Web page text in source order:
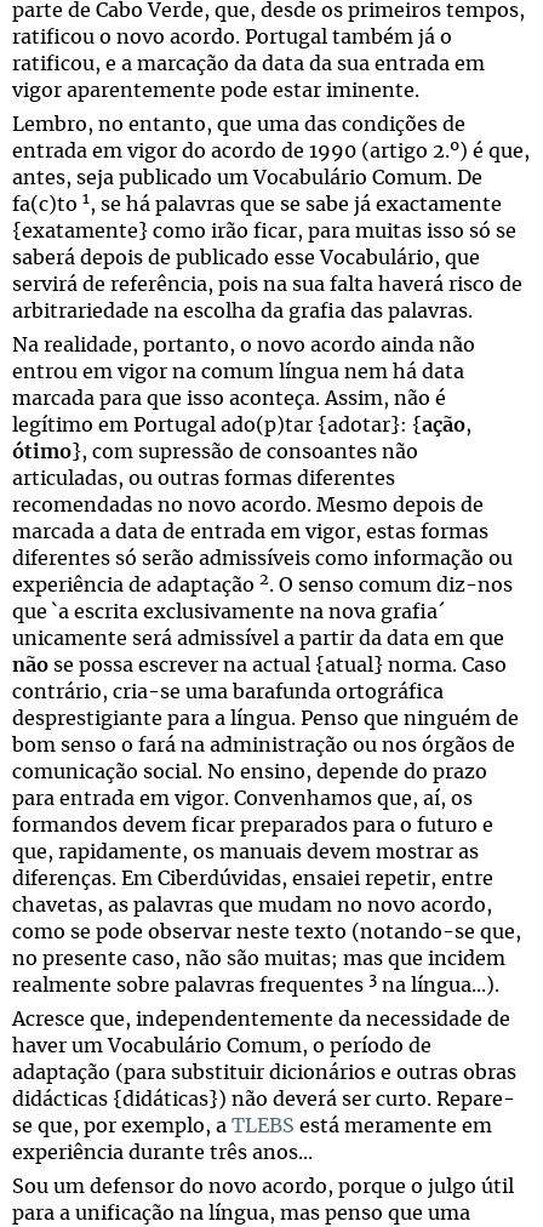
parte de Cabo Verde, que, desde os primeiros tempos,
ratificou o novo acordo. Portugal também já o
ratificou, e a marcação da data da sua entrada em
vigor aparentemente pode estar iminente.
Lembro, no entanto, que uma das condições de
entrada em vigor do acordo de 1990 (artigo 2.º) é que,
antes, seja publicado um Vocabulário Comum. De
fa(c)to 1 , se há palavras que se sabe já exactamente
{exatamente} como irão ficar, para muitas isso só se
saberá depois de publicado esse Vocabulário, que
servirá de referência, pois na sua falta haverá risco de
arbitrariedade na escolha da grafia das palavras.
Na realidade, portanto, o novo acordo ainda não
entrou em vigor na comum língua nem há data
marcada para que isso aconteça. Assim, não é
legítimo em Portugal ado(p)tar {adotar}: {ação,
ótimo}, com supressão de consoantes não
articuladas, ou outras formas diferentes
recomendadas no novo acordo. Mesmo depois de
marcada a data de entrada em vigor, estas formas
diferentes só serão admissíveis como informação ou
experiência de adaptação 2. O senso comum diz-nos
que `a escrita exclusivamente na nova grafia´
unicamente será admissível a partir da data em que
não se possa escrever na actual {atual} norma. Caso
contrário, cria-se uma barafunda ortográfica
desprestigiante para a língua. Penso que ninguém de
bom senso o fará na administração ou nos órgãos de
comunicação social. No ensino, depende do prazo
para entrada em vigor. Convenhamos que, aí, os
formandos devem ficar preparados para o futuro e
que, rapidamente, os manuais devem mostrar as
diferenças. Em Ciberdúvidas, ensaiei repetir, entre
chavetas, as palavras que mudam no novo acordo,
como se pode observar neste texto (notando-se que,
no presente caso, não são muitas; mas que incidem
realmente sobre palavras frequentes 3 na língua...).
Acresce que, independentemente da necessidade de
haver um Vocabulário Comum, o período de
adaptação (para substituir dicionários e outras obras
didácticas {didáticas}) não deverá ser curto. Repare-
se que, por exemplo, a TLEBS está meramente em
experiência durante três anos...
Sou um defensor do novo acordo, porque o julgo útil
para a unificação na língua, mas penso que uma